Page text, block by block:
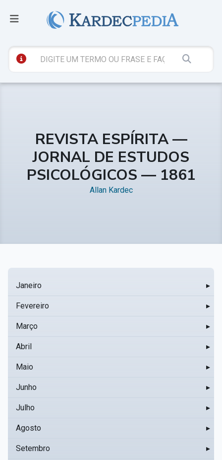
REVISTA ESPÍRITA —
JORNAL DE ESTUDOS
PSICOLÓGICOS — 1861
Allan Kardec
Janeiro ▸
Fevereiro ▸
Março ▸
Abril ▸
Maio ▸
Junho ▸
Julho ▸
Agosto ▸
Setembro ▸